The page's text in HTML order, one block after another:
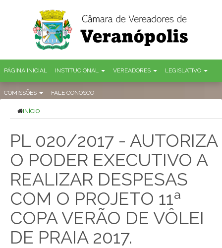
PÁGINA INICIAL INSTITUCIONAL VEREADORES LEGISLATIVO
COMISSÕES FALE CONOSCO
INÍCIO
PL 020/2017 - AUTORIZA
O PODER EXECUTIVO A
REALIZAR DESPESAS
COM O PROJETO 11ª
COPA VERÃO DE VÔLEI
DE PRAIA 2017.